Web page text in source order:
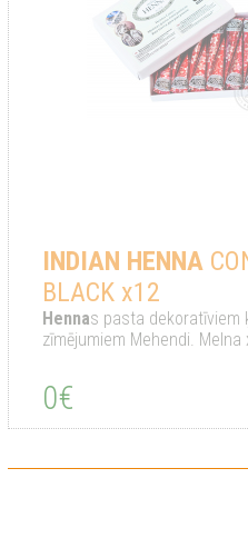
INDIAN HENNA
BLACK x12
Hennas pasta dekoratīviem
zīmējumiem Mehendi. Melna
0€